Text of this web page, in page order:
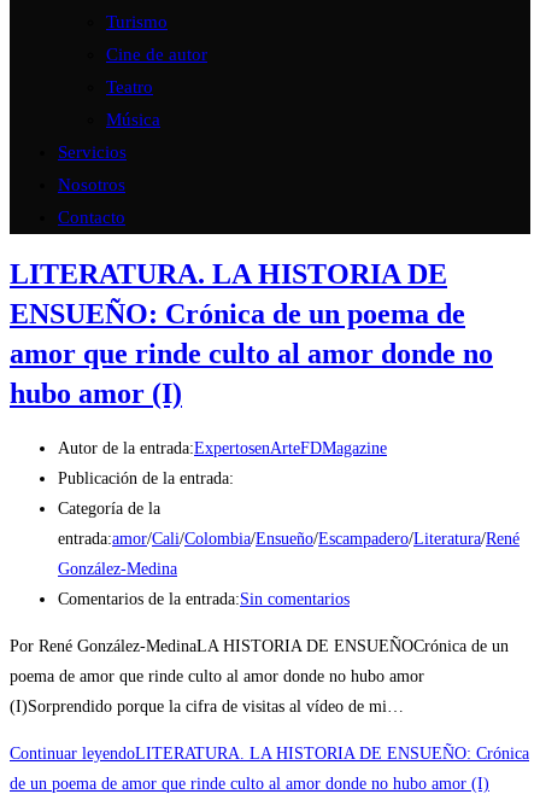
Turismo
Cine de autor
Teatro
Música
Servicios
Nosotros
Contacto
LITERATURA. LA HISTORIA DE
ENSUEÑO: Crónica de un poema de
amor que rinde culto al amor donde no
hubo amor (I)
Autor de la entrada:ExpertosenArteFDMagazine
Publicación de la entrada:
Categoría de la
entrada:amor/Cali/Colombia/Ensueño/Escampadero/Literatura/René
González-Medina
Comentarios de la entrada:Sin comentarios
Por René González-MedinaLA HISTORIA DE ENSUEÑOCrónica de un
poema de amor que rinde culto al amor donde no hubo amor
(I)Sorprendido porque la cifra de visitas al vídeo de mi…
Continuar leyendoLITERATURA. LA HISTORIA DE ENSUEÑO: Crónica
de un poema de amor que rinde culto al amor donde no hubo amor (I)